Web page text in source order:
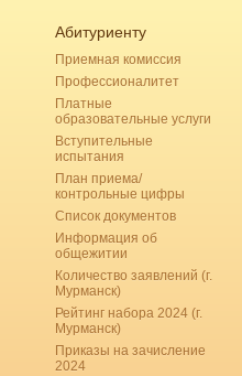
Абитуриенту
Приемная комиссия
Профессионалитет
Платные
образовательные услуги
Вступительные
испытания
План приема/
контрольные цифры
Список документов
Информация об
общежитии
Количество заявлений (г.
Мурманск)
Рейтинг набора 2024 (г.
Мурманск)
Приказы на зачисление
2024